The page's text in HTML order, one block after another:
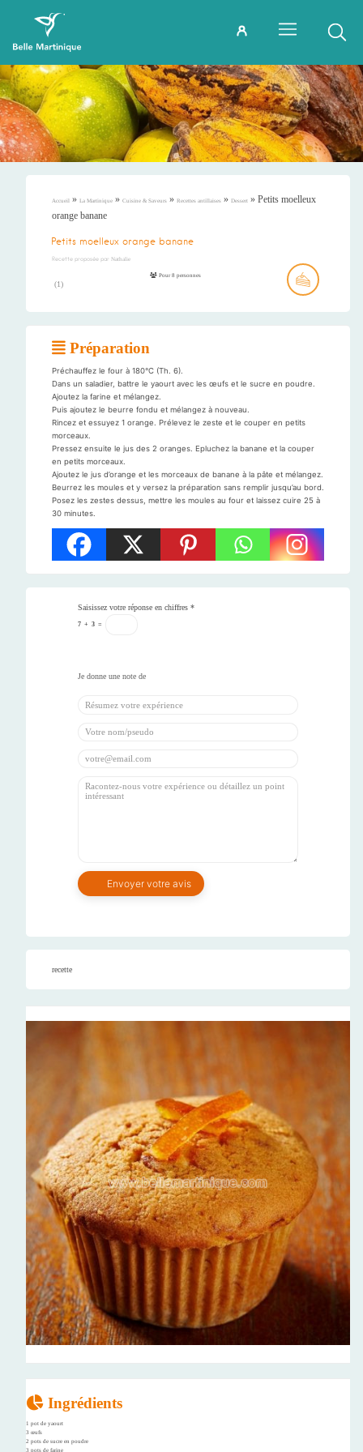
Accueil » La Martinique » Cuisine & Saveurs » Recettes antillaises » Dessert » Petits moelleux
orange banane
Petits moelleux orange banane
Recette proposée par Nathalie
(1)
Pour 8 personnes
Préparation
Préchauffez le four à 180°C (Th. 6).
Dans un saladier, battre le yaourt avec les œufs et le sucre en poudre.
Ajoutez la farine et mélangez.
Puis ajoutez le beurre fondu et mélangez à nouveau.
Rincez et essuyez 1 orange. Prélevez le zeste et le couper en petits
morceaux.
Pressez ensuite le jus des 2 oranges. Epluchez la banane et la couper
en petits morceaux.
Ajoutez le jus d’orange et les morceaux de banane à la pâte et mélangez.
Beurrez les moules et y versez la préparation sans remplir jusqu’au bord.
Posez les zestes dessus, mettre les moules au four et laissez cuire 25 à
30 minutes.
Saisissez votre réponse en chiffres *
7 + 3 =
recette
Ingrédients
1 pot de yaourt
3 œufs
2 pots de sucre en poudre
3 pots de farine